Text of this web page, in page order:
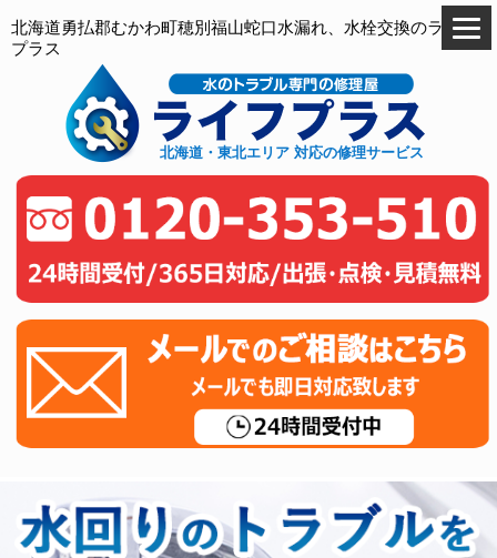
北海道勇払郡むかわ町穂別福山蛇口水漏れ、水栓交換のライフ
プラス
北海道・東北エリア 対応の修理サービス